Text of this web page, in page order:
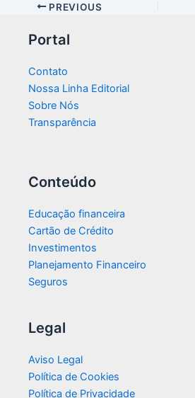
PREVIOUS
Portal
Contato
Nossa Linha Editorial
Sobre Nós
Transparência​
Conteúdo
Educação financeira
Cartão de Crédito
Investimentos
Planejamento Financeiro
Seguros
Legal
Aviso Legal
Política de Cookies
Política de Privacidade